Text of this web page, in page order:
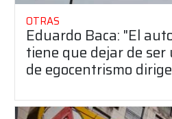
OTRAS
Eduardo Baca: "El
tiene que dejar de
de egocentrismo